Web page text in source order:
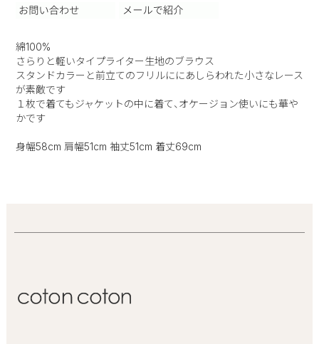
綿100%
さらりと軽いタイプライター生地のブラウス
スタンドカラーと前立てのフリルににあしらわれた小さなレース
が素敵です
１枚で着てもジャケットの中に着て、オケージョン使いにも華や
かです
身幅58cm 肩幅51cm 袖丈51cm 着丈69cm